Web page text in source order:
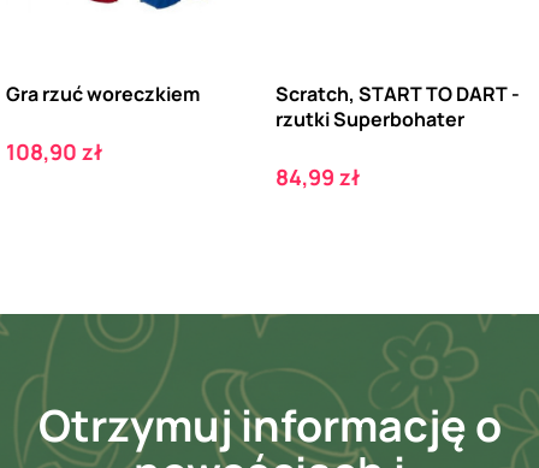
Gra rzuć woreczkiem
Cena
108,90 zł
Scratch, START TO DART -
rzutki Superbohater
Cena
84,99 zł
Otrzymuj informację o